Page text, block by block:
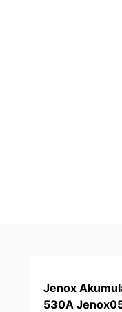
Jenox
530A